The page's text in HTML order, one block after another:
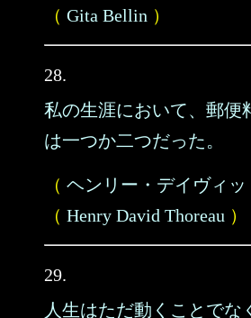
（ Gita Bellin ）
28.
私の生涯において、郵便
は一つか二つだった。
（ ヘンリー・デイヴィ
（ Henry David Thoreau ）
29.
人生はただ動くことでな